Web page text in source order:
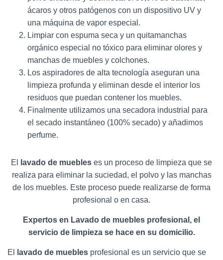
ácaros y otros patógenos con un dispositivo UV y
una máquina de vapor especial.
Limpiar con espuma seca y un quitamanchas
orgánico especial no tóxico para eliminar olores y
manchas de muebles y colchones.
Los aspiradores de alta tecnología aseguran una
limpieza profunda y eliminan desde el interior los
residuos que puedan contener los muebles.
Finalmente utilizamos una secadora industrial para
el secado instantáneo (100% secado) y añadimos
perfume.
El lavado de muebles es un proceso de limpieza que se
realiza para eliminar la suciedad, el polvo y las manchas
de los muebles. Este proceso puede realizarse de forma
profesional o en casa.
Expertos en Lavado de muebles profesional, el
servicio de limpieza se hace en su domicilio.
El lavado de muebles profesional es un servicio que se